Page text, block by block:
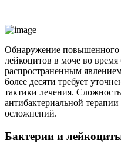
Обнаружение повышенного
лейкоцитов в моче во время
распространенным
более десяти требует
тактики лечения.
антибактериальной
осложнений.
Бактерии и